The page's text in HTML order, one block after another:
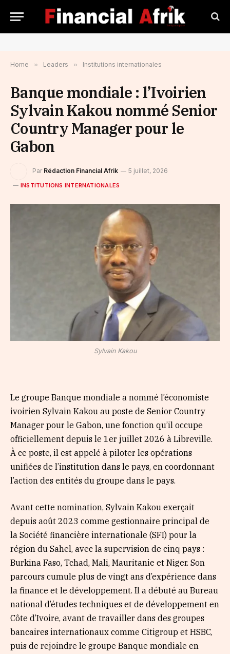
Home » Leaders » Institutions internationales
Banque mondiale : l’Ivoirien
Sylvain Kakou nommé Senior
Country Manager pour le
Gabon
Par Rédaction Financial Afrik 5 juillet, 2026
INSTITUTIONS INTERNATIONALES
Sylvain Kakou
Le groupe Banque mondiale a nommé l’économiste
ivoirien Sylvain Kakou au poste de Senior Country
Manager pour le Gabon, une fonction qu’il occupe
officiellement depuis le 1er juillet 2026 à Libreville.
À ce poste, il est appelé à piloter les opérations
unifiées de l’institution dans le pays, en coordonnant
l’action des entités du groupe dans le pays.
Avant cette nomination, Sylvain Kakou exerçait
depuis août 2023 comme gestionnaire principal de
la Société financière internationale (SFI) pour la
région du Sahel, avec la supervision de cinq pays :
Burkina Faso, Tchad, Mali, Mauritanie et Niger. Son
parcours cumule plus de vingt ans d’expérience dans
la finance et le développement. Il a débuté au Bureau
national d’études techniques et de développement en
Côte d’Ivoire, avant de travailler dans des groupes
bancaires internationaux comme Citigroup et HSBC,
puis de rejoindre le groupe Banque mondiale en